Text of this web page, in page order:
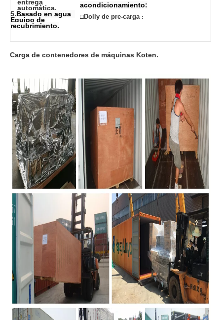
entrega
automática.
acondicionamiento:
5.Basado en agua
Equipo de
recubrimiento.
□Dolly de pre-carga :
Carga de contenedores de máquinas Koten.